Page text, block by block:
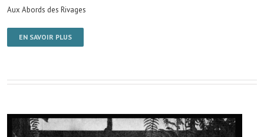
Aux Abords des Rivages
EN SAVOIR PLUS